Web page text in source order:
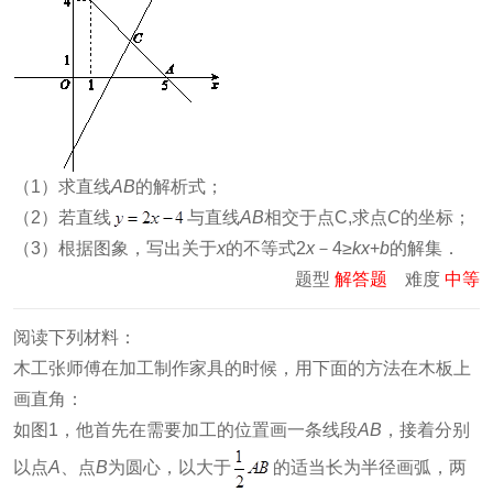
（1）求直线AB的解析式；
（2）若直线
与直线AB相交于点C,求点C的坐标；
（3）根据图象，写出关于x的不等式2x －4≥kx+b的解集．
题型 解答题 难度 中等
阅读下列材料：
木工张师傅在加工制作家具的时候，用下面的方法在木板上
画直角：
如图1，他首先在需要加工的位置画一条线段AB ，接着分别
以点A 、点B为圆心，以大于 的适当长为半径画弧，两